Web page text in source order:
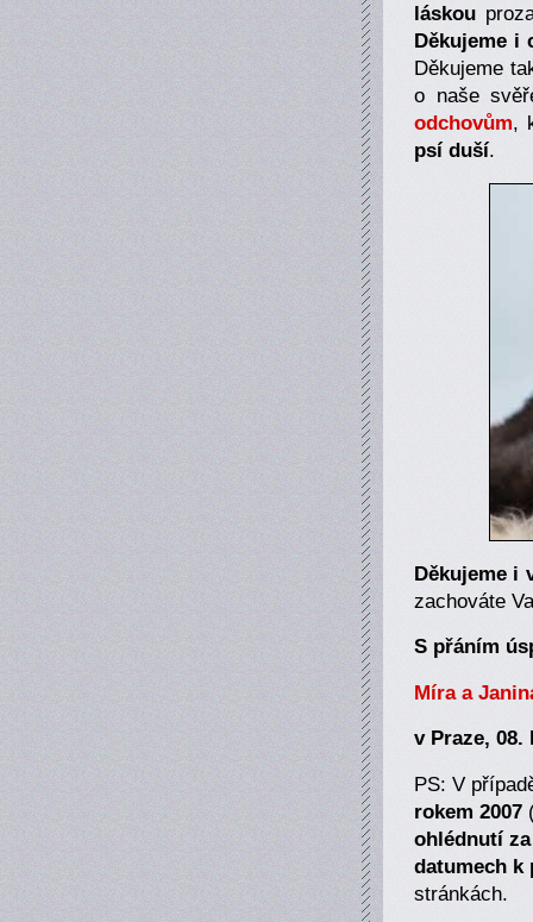
láskou
Děkujeme i
Děkujeme
o naše
odchovům,
psí duší.
Děkujeme i
zachováte
S přáním
Míra a
v Praze, 08.
PS: V
rokem 2007
ohlédnutí
datumech k
stránkách.